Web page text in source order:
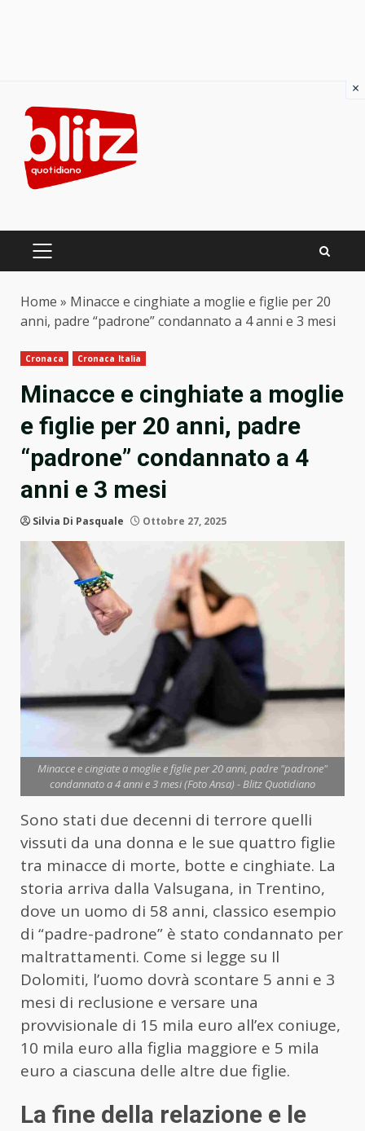
content
PRIMARY
Home » Minacce e cinghiate a moglie e figlie per 20
anni, padre “padrone” condannato a 4 anni e 3 mesi
Cronaca Cronaca Italia
Minacce e cinghiate a moglie
e figlie per 20 anni, padre
“padrone” condannato a 4
anni e 3 mesi
Silvia Di Pasquale Ottobre 27, 2025
Minacce e cingiate a moglie e figlie per 20 anni, padre "padrone"
condannato a 4 anni e 3 mesi (Foto Ansa) - Blitz Quotidiano
Sono stati due decenni di terrore quelli
vissuti da una donna e le sue quattro figlie
tra minacce di morte, botte e cinghiate. La
storia arriva dalla Valsugana, in Trentino,
dove un uomo di 58 anni, classico esempio
di “padre-padrone” è stato condannato per
maltrattamenti. Come si legge su Il
Dolomiti, l’uomo dovrà scontare 5 anni e 3
mesi di reclusione e versare una
provvisionale di 15 mila euro all’ex coniuge,
10 mila euro alla figlia maggiore e 5 mila
euro a ciascuna delle altre due figlie.
La fine della relazione e le
×